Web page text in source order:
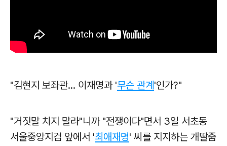
"김현지 보좌관... 이재명과 '무슨 관계 '인가?"
"거짓말 치지 말라"니까 "전쟁이다"면서 3일 서초동
서울중앙지검 앞에서 '최애재명' 씨를 지지하는 개딸줌